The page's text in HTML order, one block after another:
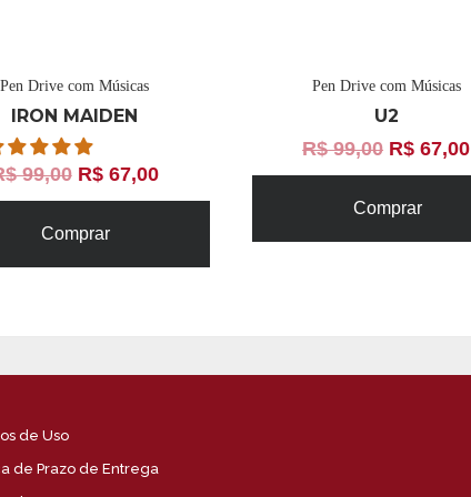
Pen Drive com Músicas
IRON MAIDEN
99,00 R$67,00
Comprar
Pen Drive com Músicas
U2
R$99,00 R$ 67,00
Comprar
de Uso
de Prazo de Entrega